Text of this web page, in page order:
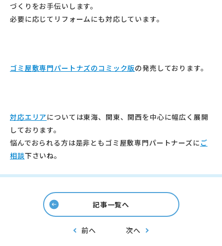
づくりをお手伝いします。
必要に応じてリフォームにも対応しています。
ゴミ屋敷専門パートナズのコミック版の発売しております。
対応エリアについては東海、関東、 関西を中心に幅広く展開
しております。
悩んでおられる方は是非ともゴミ屋敷専門パートナーズに ご
相談下さいね。
記事一覧へ
前へ 次へ